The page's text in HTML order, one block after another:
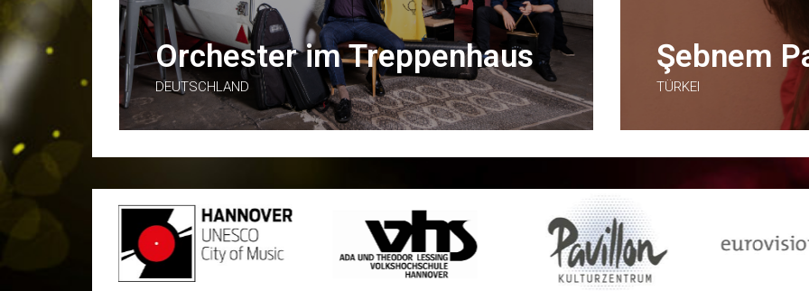
Orchester im Treppenhaus
DEUTSCHLAND
Şebnem
TÜRKEI